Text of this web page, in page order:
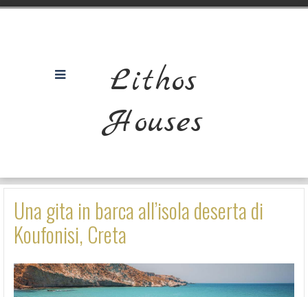
Lithos
Houses
Una gita in barca all’isola deserta di
Koufonisi, Creta